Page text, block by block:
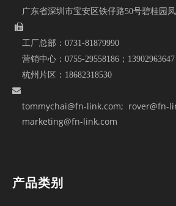
广东省深圳市宝安区铁仔路50号碧桂园

工厂总部： 0731-81879990
营销中心： 0755-29558186； 13902963647
杭州片区： 18682318530

tommychai@fn-link.com; rover@fn-
marketing@fn-link.com
产品类别